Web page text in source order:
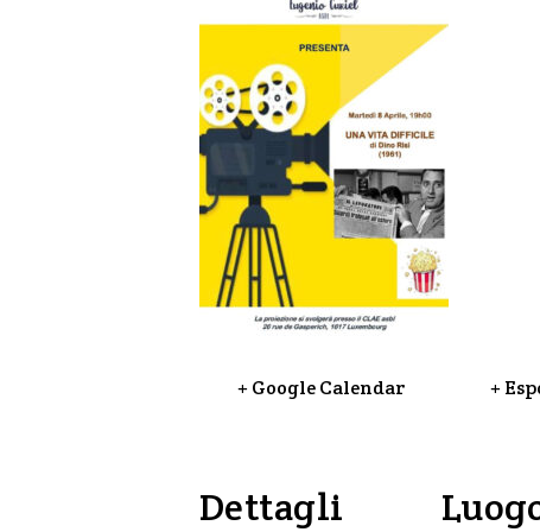
+ Google Calendar +
Dettagli